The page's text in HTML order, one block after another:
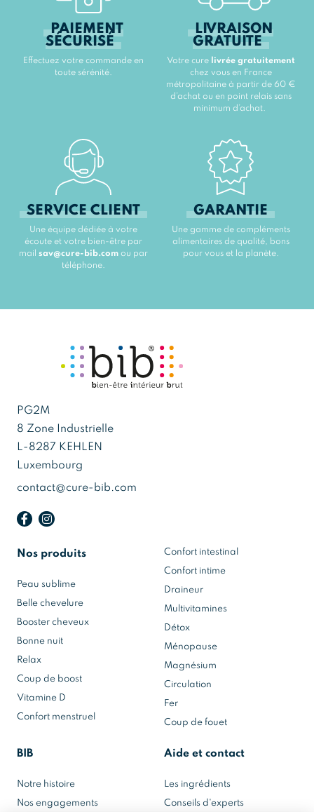
PAIEMENT
SÉCURISÉ
Effectuez votre commande en
toute sérénité.
LIVRAISON
GRATUITE
Votre cure
livrée gratuitement
chez vous en France
métropolitaine à partir de 60 €
d’achat ou en point relais sans
minimum d’achat.
SERVICE CLIENT
Une équipe dédiée à votre
écoute et votre bien-être par
mail sav@cure-bib.com ou par
téléphone.
GARANTIE
Une gamme de compléments
alimentaires de qualité, bons
pour vous et la planète.
PG2M
8 Zone Industrielle
L-8287 KEHLEN
Luxembourg
contact@cure-bib.com
Nos produits
Peau sublime
Belle chevelure
Booster cheveux
Bonne nuit
Relax
Coup de boost
Vitamine D
Confort menstruel
Confort intestinal
Confort intime
Draineur
Multivitamines
Détox
Ménopause
Magnésium
Circulation
Fer
Coup de fouet
BIB
Notre histoire
Nos engagements
Aide et contact
Les ingrédients
Conseils d'experts